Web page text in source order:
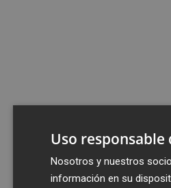
Uso responsable
Nosotros y nuestros
información en su